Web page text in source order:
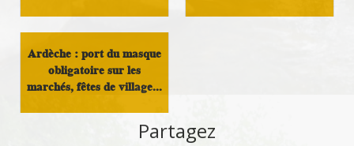
Ardèche : port du masque
obligatoire sur les
marchés, fêtes de village...
Infos RassemblementPartagez